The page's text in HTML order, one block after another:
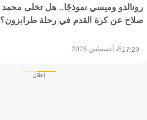
رونالدو وميسي نموذجًا.. هل تخلى محمد
صلاح عن كرة القدم في رحلة طرابزون؟
17:295 أغسطس 2026
إعلان